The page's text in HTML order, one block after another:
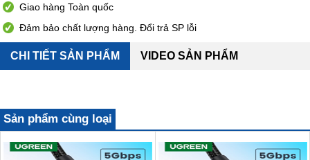
Giao hàng Toàn quốc
Đảm bảo chất lượng hàng. Đổi trả SP lỗi
CHI TIẾT SẢN PHẨM VIDEO SẢN PHẨM
Sản phẩm cùng loại